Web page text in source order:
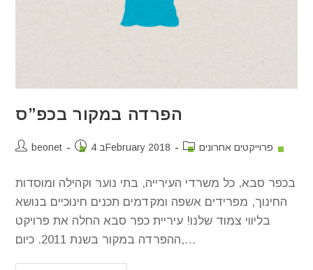
הפרדה במקור בכפ”ס
beonet 4 בFebruary 2018 פרוייקטים אחרונים
בכפר סבא, כל משרדי העירייה, בתי נוער וקהילה ומוסדות
החינוך, מפרידים אשפה ומקדמים תכנים חינוכיים בנושא
בליווי צמוד שלנו! עיריית כפר סבא החלה את פרויקט
ההפרדה במקור בשנת 2011. כיום,…